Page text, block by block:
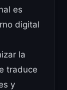
es
digital
la
traduce
y